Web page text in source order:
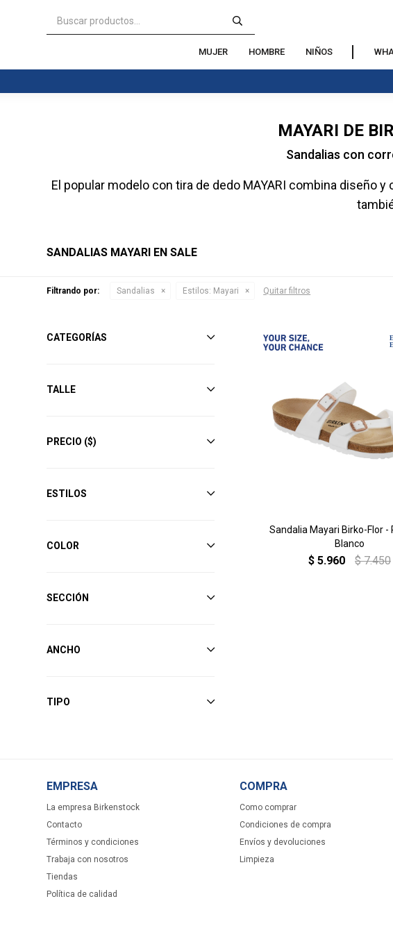
MUJER HOMBRE NIÑOS
MAYARI DE
Sandalias con
El popular modelo con tira de dedo MAYARI combina diseño
SANDALIAS MAYARI EN SALE
Filtrando por: Sandalias Estilos: Mayari Quitar filtros
Sandalia Mayari Birko-Flor -
Blanco
$ 5.960 $ 7.450
CATEGORÍAS
TALLE
PRECIO ($)
ESTILOS
COLOR
SECCIÓN
ANCHO
TIPO
EMPRESA
La empresa Birkenstock
Contacto
Términos y condiciones
Trabaja con nosotros
Tiendas
Política de calidad
COMPRA
Como comprar
Condiciones de compra
Envíos y devoluciones
Limpieza